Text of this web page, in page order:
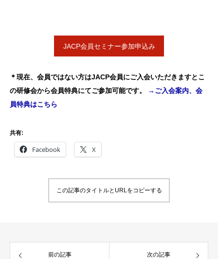
JACP会員セミナー参加申込み
＊現在、会員ではない方はJACP会員にご入会いただきますとこ
の研修会から会員特典にてご参加可能です。
→ご入会案内、会
員特典はこちら
共有:
Facebook X
この記事のタイトルとURLをコピーする
前の記事 次の記事